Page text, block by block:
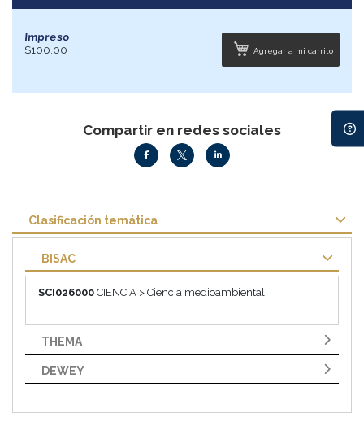
Impreso
$100.00
Agregar a mi carrito
Compartir en redes sociales
Clasificación temática
BISAC
SCI026000 CIENCIA > Ciencia medioambiental
THEMA
DEWEY